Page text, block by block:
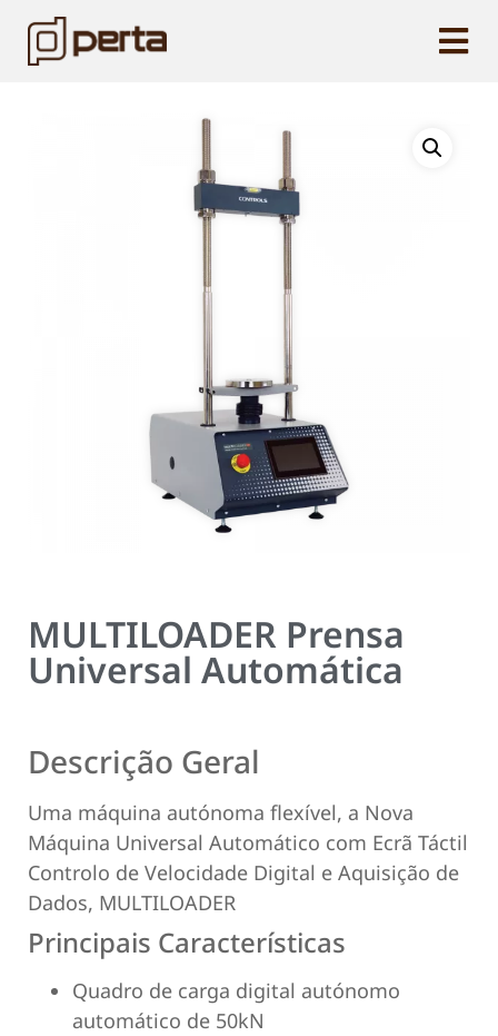
MULTILOADER Prensa
Universal Automática
Descrição Geral
Uma máquina autónoma flexível, a Nova
Máquina Universal Automático com Ecrã Táctil
Controlo de Velocidade Digital e Aquisição de
Dados, MULTILOADER
Principais Características
Quadro de carga digital autónomo
automático de 50kN